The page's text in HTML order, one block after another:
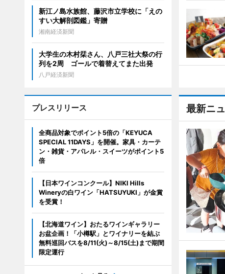
最新ニ
新江ノ島水族館、藤沢市立学校に「えの
すい大解剖図鑑」寄贈
湘南経済新聞
大学生の木村栞さん、八戸三社大祭の行
列を2周 ゴールで着替えてまた出発
八戸経済新聞
プレスリリース
全商品対象でポイント5倍の「KEYUCA
SPECIAL 11DAYS」を開催。家具・カーテ
ン・雑貨・アパレル・スイーツがポイント5
倍
【日本ワインコンクール】NIKI Hills
Wineryの白ワイン「HATSUYUKI」が金賞
を受賞！
【北海道ワイン】おたるワインギャラリー
お盆企画！「小樽駅」とワイナリーを結ぶ
無料巡回バスを8/11(火)～8/15(土)まで期間
限定運行